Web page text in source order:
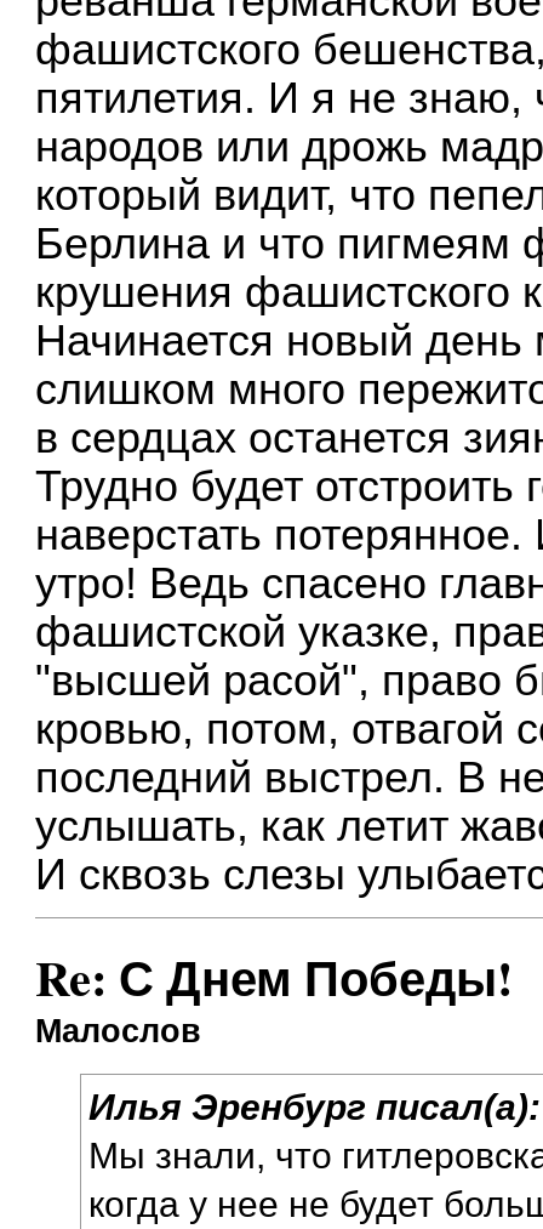
фашистского
пятилетия. И я не знаю,
народов или дрожь
который видит, что
Берлина и что пигмеям
крушения фашистского
Начинается новый день
слишком много
в сердцах останется
Трудно будет
наверстать
утро! Ведь спасено
фашистской указке,
"высшей расой", право
кровью, потом, отвагой
последний выстрел. В
услышать, как летит
И сквозь слезы
Re: С Днем Победы!
Малослов
Илья Эренбург писал(а):
Мы знали, что
когда у нее не будет